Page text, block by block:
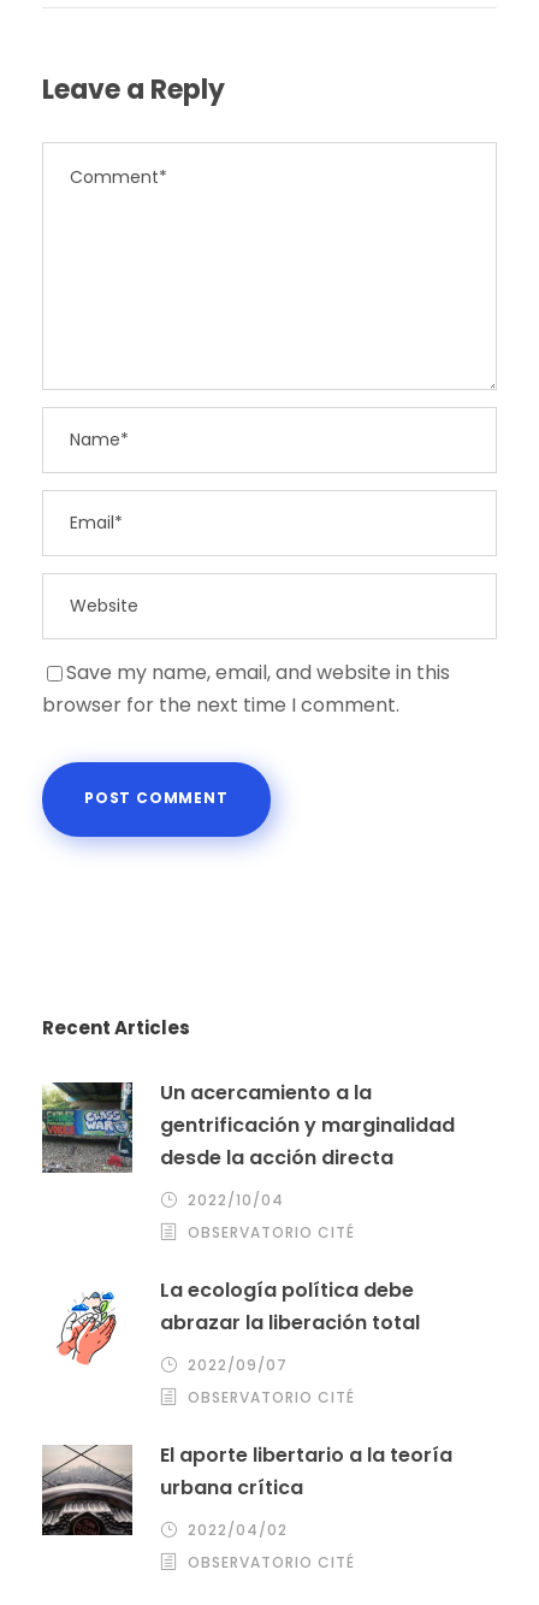
Leave a Reply
Save my name, email, and website in this
browser for the next time I comment.
Recent Articles
Un acercamiento a la
gentrificación y marginalidad
desde la acción directa
2022/10/04
OBSERVATORIO CITÉ
La ecología política debe
abrazar la liberación total
2022/09/07
OBSERVATORIO CITÉ
El aporte libertario a la teoría
urbana crítica
2022/04/02
OBSERVATORIO CITÉ